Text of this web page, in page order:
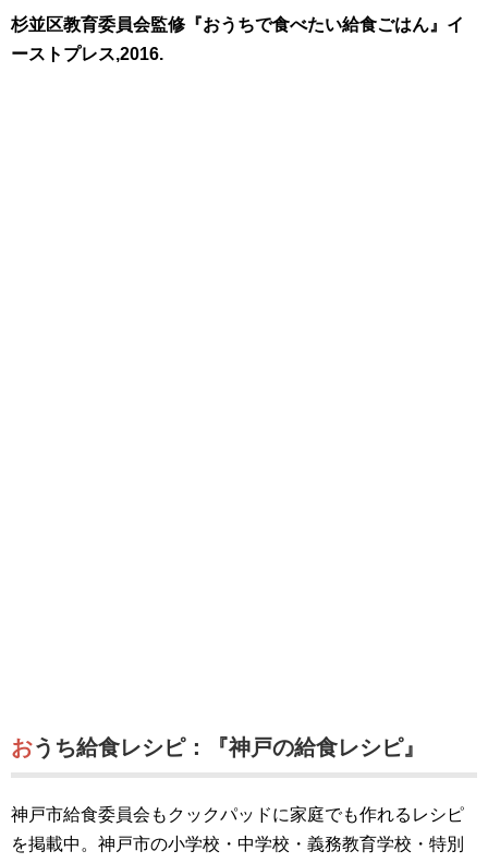
杉並区教育委員会監修『おうちで食べたい給食ごはん』イ
ーストプレス,2016.
おうち給食レシピ：『神戸の給食レシピ』
神戸市給食委員会もクックパッドに家庭でも作れるレシピ
を掲載中。神戸市の小学校・中学校・義務教育学校・特別